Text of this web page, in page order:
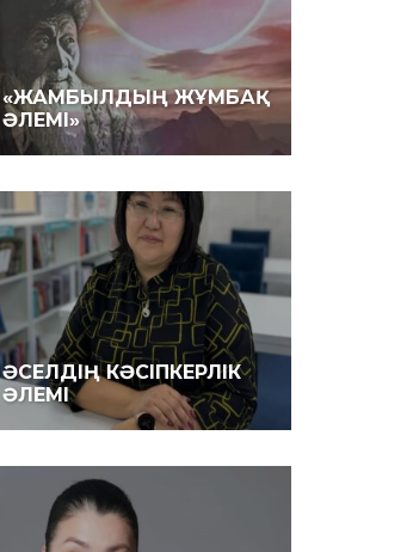
«ЖАМБЫЛДЫҢ ЖҰМБАҚ
ӘЛЕМІ»
ӘСЕЛДІҢ КӘСІПКЕРЛІК
ӘЛЕМІ